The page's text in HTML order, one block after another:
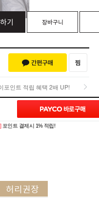
기 장바구니
포인트 적립 혜택 2배 UP!
포인트 적립 혜택 2배 UP!
포인트 결제시 1% 적립!
(0)
허리권장